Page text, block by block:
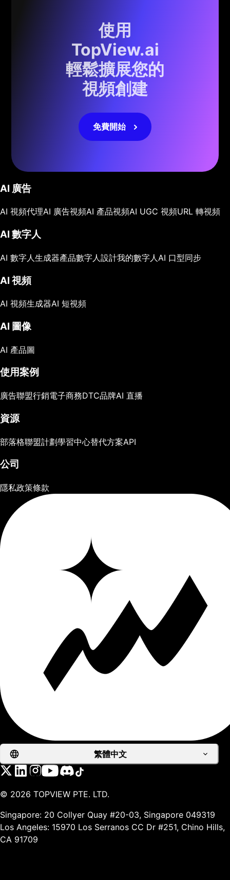
使用
TopView.ai
輕鬆擴展您的
視頻創建
免費開始
AI 廣告
AI 視頻代理AI 廣告視頻AI 產品視頻AI UGC 視頻URL 轉視頻
AI 數字人
AI 數字人生成器產品數字人 設計我的數字人 AI 口型同步
AI 視頻
AI 視頻生成器AI 短視頻
AI 圖像
AI 產品圖
使用案例
廣告聯盟行銷電子商務DTC品牌AI 直播
資源
部落格聯盟計劃學習中心替代方案API
公司
隱私政策條款
繁體中文
© 2026 TOPVIEW PTE. LTD.
Singapore: 20 Collyer Quay #20-03, Singapore 049319
Los Angeles: 15970 Los Serranos CC Dr #251, Chino Hills,
CA 91709